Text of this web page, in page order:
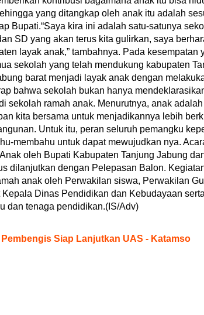
yang ditangkap oleh anak itu adalah
Bupati.“Saya kira ini adalah satu-satunya
SD yang akan terus kita gulirkan, saya
layak anak,” tambahnya. Pada kesempatan
sekolah yang telah mendukung kabupaten
barat menjadi layak anak dengan
bahwa sekolah bukan hanya
sekolah ramah anak. Menurutnya, anak
kita bersama untuk menjadikannya lebih
Untuk itu, peran seluruh pemangku
membahu untuk dapat mewujudkan nya.
oleh Bupati Kabupaten Tanjung Jabung
dilanjutkan dengan Pelepasan Balon.
anak oleh Perwakilan siswa, Perwakilan
Dinas Pendidikan dan Kebudayaan
dan tenaga pendidikan.(IS/Adv)
Pembengis Siap Lanjutkan UAS - Katamso